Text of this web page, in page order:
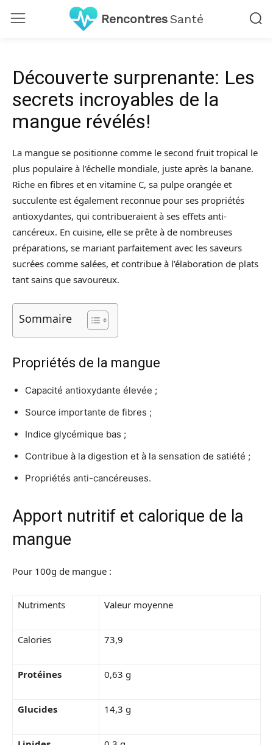
RencontresSanté
Découverte surprenante: Les
secrets incroyables de la
mangue révélés!
La mangue se positionne comme le second fruit tropical le
plus populaire à l’échelle mondiale, juste après la banane.
Riche en fibres et en vitamine C, sa pulpe orangée et
succulente est également reconnue pour ses propriétés
antioxydantes, qui contribueraient à ses effets anti-
cancéreux. En cuisine, elle se prête à de nombreuses
préparations, se mariant parfaitement avec les saveurs
sucrées comme salées, et contribue à l’élaboration de plats
tant sains que savoureux.
Sommaire
Propriétés de la mangue
Capacité antioxydante élevée ;
Source importante de fibres ;
Indice glycémique bas ;
Contribue à la digestion et à la sensation de satiété ;
Propriétés anti-cancéreuses.
Apport nutritif et calorique de la
mangue
Pour 100g de mangue :
Nutriments Valeur moyenne
Calories 73,9
Protéines 0,63 g
Glucides 14,3 g